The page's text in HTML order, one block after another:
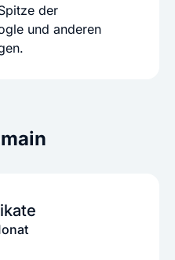
der
und anderen